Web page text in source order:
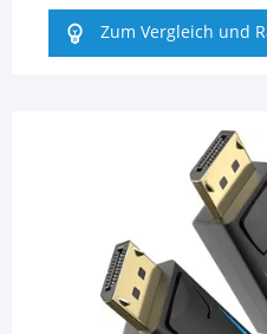
Zum Vergleich und